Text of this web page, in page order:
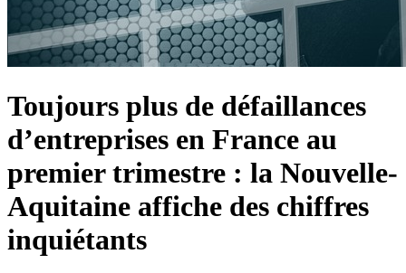
Toujours plus de défaillances
d’entreprises en France au
premier trimestre : la Nouvelle-
Aquitaine affiche des chiffres
inquiétants